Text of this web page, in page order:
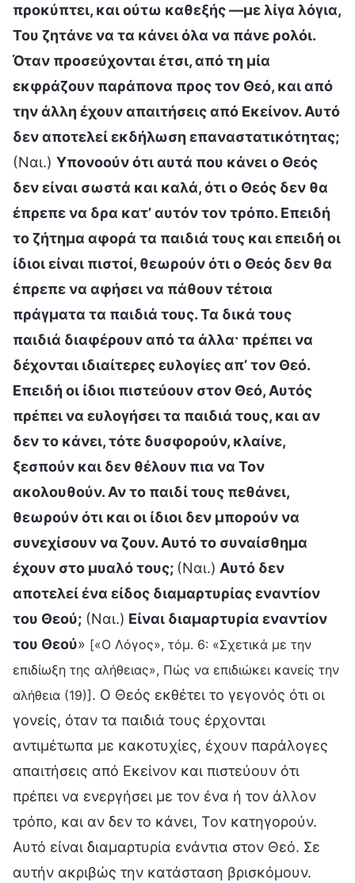
προκύπτει, και ούτω καθεξής —με λίγα λόγια,
Του ζητάνε να τα κάνει όλα να πάνε ρολόι.
Όταν προσεύχονται έτσι, από τη μία
εκφράζουν παράπονα προς τον Θεό, και από
την άλλη έχουν απαιτήσεις από Εκείνον. Αυτό
δεν αποτελεί εκδήλωση επαναστατικότητας;
(Ναι.) Υπονοούν ότι αυτά που κάνει ο Θεός
δεν είναι σωστά και καλά, ότι ο Θεός δεν θα
έπρεπε να δρα κατ’ αυτόν τον τρόπο. Επειδή
το ζήτημα αφορά τα παιδιά τους και επειδή οι
ίδιοι είναι πιστοί, θεωρούν ότι ο Θεός δεν θα
έπρεπε να αφήσει να πάθουν τέτοια
πράγματα τα παιδιά τους. Τα δικά τους
παιδιά διαφέρουν από τα άλλα· πρέπει να
δέχονται ιδιαίτερες ευλογίες απ’ τον Θεό.
Επειδή οι ίδιοι πιστεύουν στον Θεό, Αυτός
πρέπει να ευλογήσει τα παιδιά τους, και αν
δεν το κάνει, τότε δυσφορούν, κλαίνε,
ξεσπούν και δεν θέλουν πια να Τον
ακολουθούν. Αν το παιδί τους πεθάνει,
θεωρούν ότι και οι ίδιοι δεν μπορούν να
συνεχίσουν να ζουν. Αυτό το συναίσθημα
έχουν στο μυαλό τους; (Ναι.) Αυτό δεν
αποτελεί ένα είδος διαμαρτυρίας εναντίον
του Θεού; (Ναι.) Είναι διαμαρτυρία εναντίον
του Θεού» [«Ο Λόγος», τόμ. 6: «Σχετικά με την
επιδίωξη της αλήθειας», Πώς να επιδιώκει κανείς την
αλήθεια (19)]. Ο Θεός εκθέτει το γεγονός ότι οι
γονείς, όταν τα παιδιά τους έρχονται
αντιμέτωπα με κακοτυχίες, έχουν παράλογες
απαιτήσεις από Εκείνον και πιστεύουν ότι
πρέπει να ενεργήσει με τον ένα ή τον άλλον
τρόπο, και αν δεν το κάνει, Τον κατηγορούν.
Αυτό είναι διαμαρτυρία ενάντια στον Θεό. Σε
αυτήν ακριβώς την κατάσταση βρισκόμουν.